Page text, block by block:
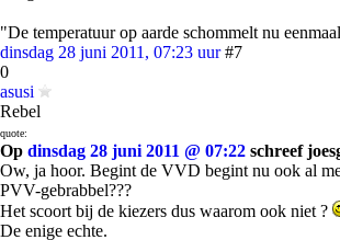
"De temperatuur op aarde schommelt nu
dinsdag 28 juni 2011, 07:23 uur #7
0
asusi
Rebel
quote:
Op dinsdag 28 juni 2011 @ 07:22 schreef
Ow, ja hoor. Begint de VVD begint nu ook al
PVV-gebrabbel???
Het scoort bij de kiezers dus waarom ook niet ?
De enige echte.